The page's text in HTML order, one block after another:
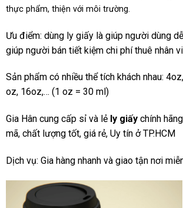
thực phẩm, thiện với môi trường.
Ưu điểm: dùng ly giấy là giúp người dùng
giúp người bán tiết kiệm chi phí thuê nhân
Sản phẩm có nhiều thể tích khách nhau:
oz, 16oz,… (1 oz = 30 ml)
Gia Hân cung cấp sỉ và lẻ ly giấy chính
mã, chất lượng tốt, giá rẻ, Uy tín ở TP.HCM
Dịch vụ: Gia hàng nhanh và giao tận nơi